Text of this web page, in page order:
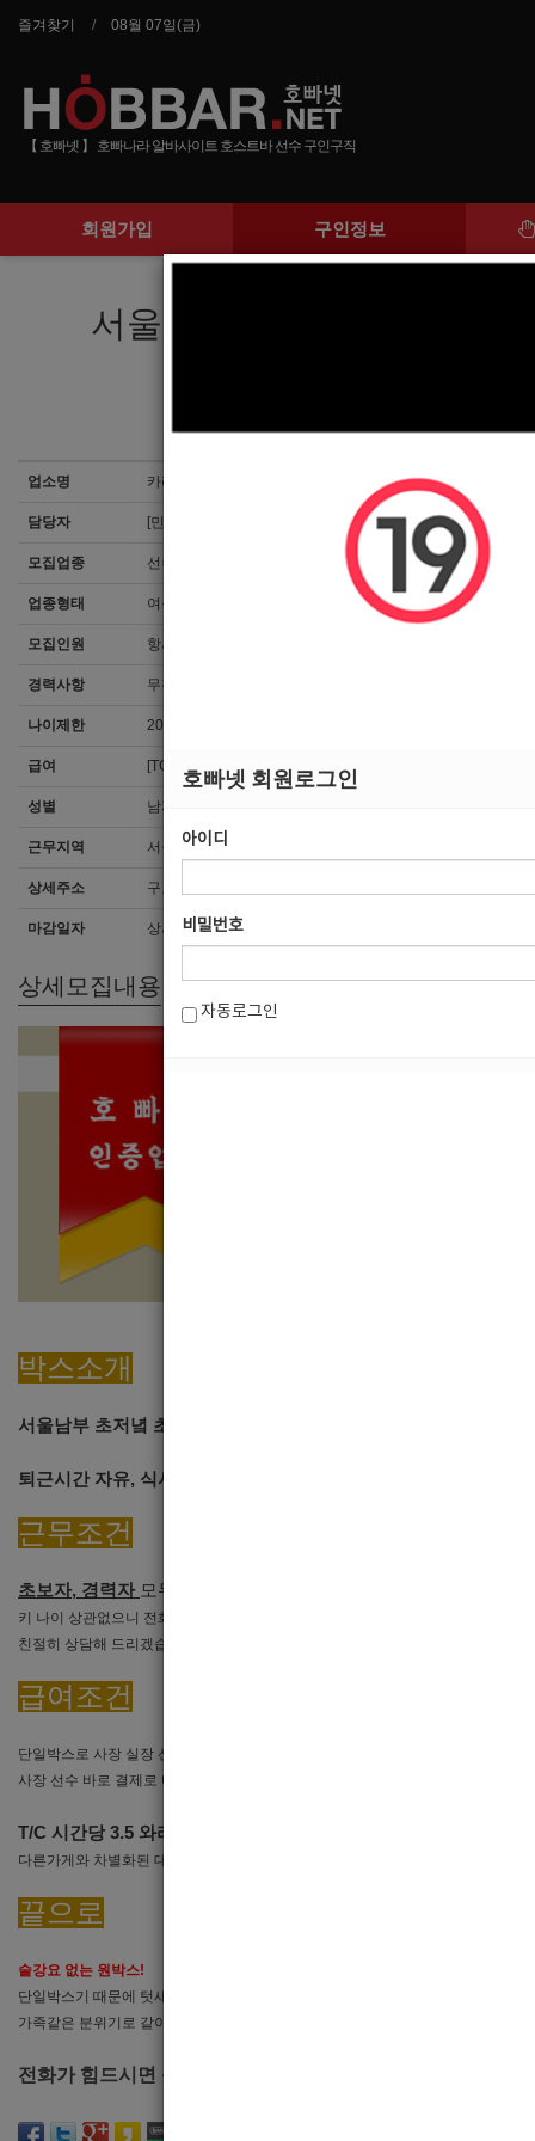
즐겨찾기 08월 07일(금)
【 호빠넷 】 호빠나라 알바사이트 호스트바 선수 구인구직
회원가입 구인정보
서울남부 초저녘 초이스 독
업소명 카라노래빠
담당자 [민규]010-9524-2423
모집업종 선수
업종형태 여성전용클럽
모집인원 항시모집
경력사항 무관
나이제한 20세 ~ 35세
급여 [TC]면접후결정
성별 남자
근무지역 서울 > 구로구
상세주소 구로디지털단지역 10분거리
마감일자 상시채용
상세모집내용
박스소개
서울남부 초저녘 초이스 독점가게!
퇴근시간 자유, 식사제공, 무찡!
근무조건
초보자, 경력자 모두 환영합니다.
키 나이 상관없으니 전화 주세요.
친절히 상담해 드리겠습니다.
급여조건
단일박스로 사장 실장 선수가 아닌
사장 선수 바로 결제로 티씨 와리로 장난치지않습니다.
T/C 시간당 3.5 와리 면접시 오픈해드립니다.
다른가게와 차별화된 대우(무찡)를 약속합니다.
끝으로
술강요 없는 원박스!
단일박스기 때문에 텃새 전혀 없습니다.
가족같은 분위기로 같이 윈윈 할수 있는 가게입니다.
전화가 힘드시면 문자로도 상담가능하니 편한게 연락주세요.
호빠넷 회원로그인
아이디
비밀번호
자동로그인